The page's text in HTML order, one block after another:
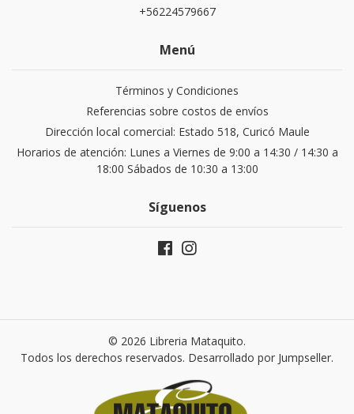
+56224579667
Menú
Términos y Condiciones
Referencias sobre costos de envíos
Dirección local comercial: Estado 518, Curicó Maule
Horarios de atención: Lunes a Viernes de 9:00 a 14:30 / 14:30 a
18:00 Sábados de 10:30 a 13:00
Síguenos
© 2026 Libreria Mataquito.
Todos los derechos reservados. Desarrollado por Jumpseller.